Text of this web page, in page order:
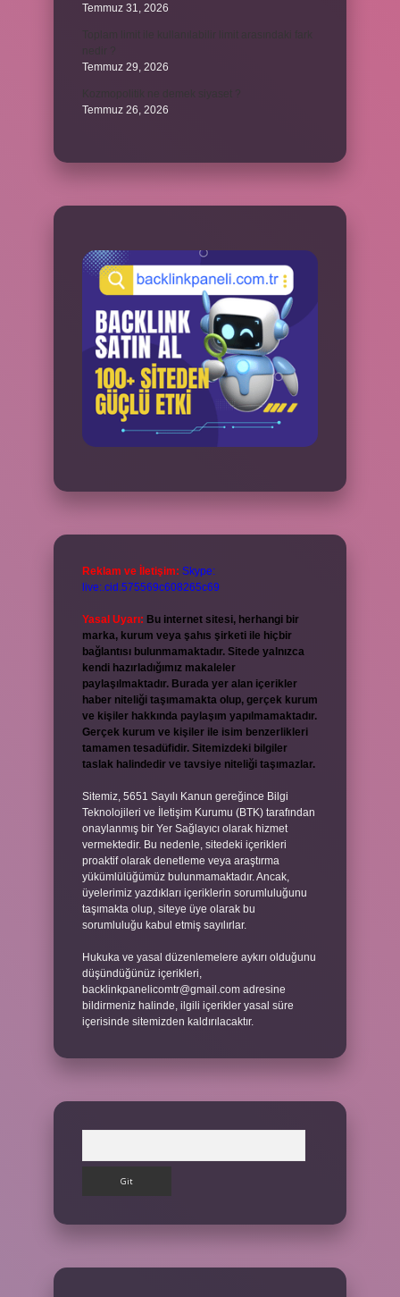
Temmuz 31, 2026
Temmuz 29, 2026
Temmuz 26, 2026
Reklam ve İletişim: Skype:
live:.cid.575569c608265c69
Yasal Uyarı: Bu internet sitesi, herhangi bir
marka, kurum veya şahıs şirketi ile hiçbir
bağlantısı bulunmamaktadır. Sitede yalnızca
kendi hazırladığımız makaleler
paylaşılmaktadır. Burada yer alan içerikler
haber niteliği taşımamakta olup, gerçek kurum
ve kişiler hakkında paylaşım yapılmamaktadır.
Gerçek kurum ve kişiler ile isim benzerlikleri
tamamen tesadüfidir. Sitemizdeki bilgiler
taslak halindedir ve tavsiye niteliği taşımazlar.
Sitemiz, 5651 Sayılı Kanun gereğince Bilgi
Teknolojileri ve İletişim Kurumu (BTK) tarafından
onaylanmış bir Yer Sağlayıcı olarak hizmet
vermektedir. Bu nedenle, sitedeki içerikleri
proaktif olarak denetleme veya araştırma
yükümlülüğümüz bulunmamaktadır. Ancak,
üyelerimiz yazdıkları içeriklerin sorumluluğunu
taşımakta olup, siteye üye olarak bu
sorumluluğu kabul etmiş sayılırlar.
Hukuka ve yasal düzenlemelere aykırı olduğunu
düşündüğünüz içerikleri,
backlinkpanelicomtr@gmail.com adresine
bildirmeniz halinde, ilgili içerikler yasal süre
içerisinde sitemizden kaldırılacaktır.